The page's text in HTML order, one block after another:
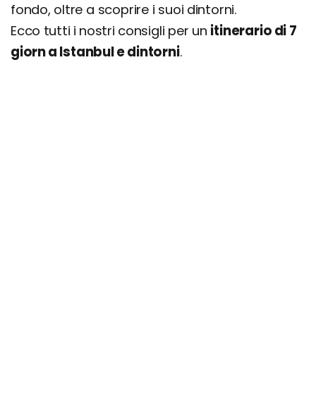
fondo, oltre a scoprire i suoi dintorni.
Ecco tutti i nostri consigli per un itinerario di 7
giorn a Istanbul e dintorni.